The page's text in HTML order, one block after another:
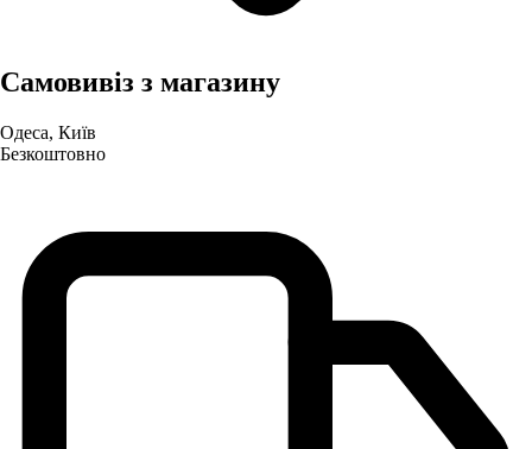
Самовивіз з магазину
Одеса, Київ
Безкоштовно